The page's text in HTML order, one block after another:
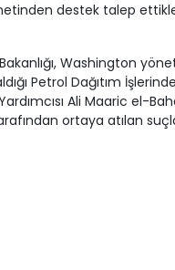
destek talep
Washington
Petrol Dağıtım
Ali Maaric el-
ortaya atılan